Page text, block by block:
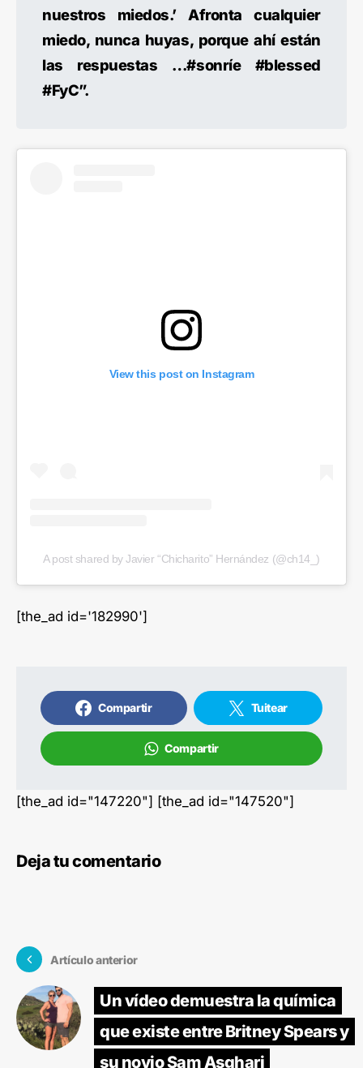
nuestros miedos.’ Afronta cualquier
miedo, nunca huyas, porque ahí están
las respuestas …#sonríe #blessed
#FyC”.
View this post on Instagram
A post shared by Javier “Chicharito” Hernández (@ch14_)
[the_ad id='182990']
Compartir Tuitear
Compartir
[the_ad id="147220"] [the_ad id="147520"]
Deja tu comentario
Artículo anterior
Un vídeo demuestra la química
que existe entre Britney Spears y
su novio Sam Asghari